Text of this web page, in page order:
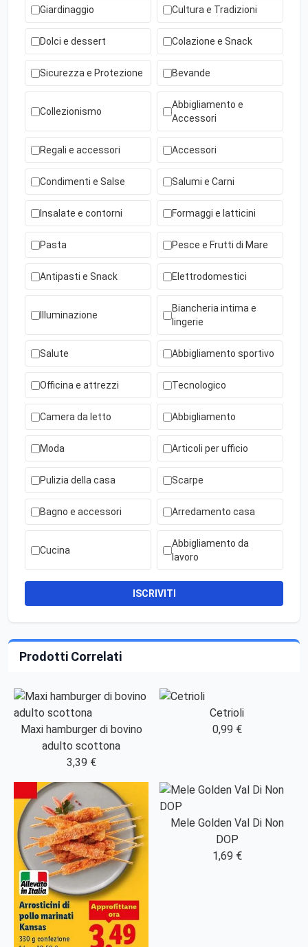
Giardinaggio Cultura e Tradizioni
Dolci e dessert Colazione e Snack
Sicurezza e Protezione Bevande
Collezionismo
Abbigliamento e
Accessori
Regali e accessori Accessori
Condimenti e Salse Salumi e Carni
Insalate e contorni Formaggi e latticini
Pasta Pesce e Frutti di Mare
Antipasti e Snack Elettrodomestici
Illuminazione
Biancheria intima e
lingerie
Salute Abbigliamento sportivo
Officina e attrezzi Tecnologico
Camera da letto Abbigliamento
Moda Articoli per ufficio
Pulizia della casa Scarpe
Bagno e accessori Arredamento casa
Cucina
Abbigliamento da
lavoro
ISCRIVITI
Prodotti Correlati
Maxi hamburger di bovino
adulto scottona
3,39 €
Cetrioli
0,99 €
Mele Golden Val Di Non
DOP
1,69 €